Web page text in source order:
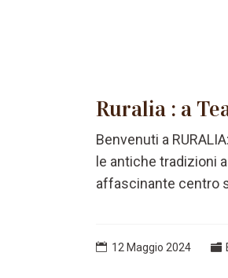
Ruralia : a
Benvenuti a
le antiche tradizioni
affascinante centro
12 Maggio 2024